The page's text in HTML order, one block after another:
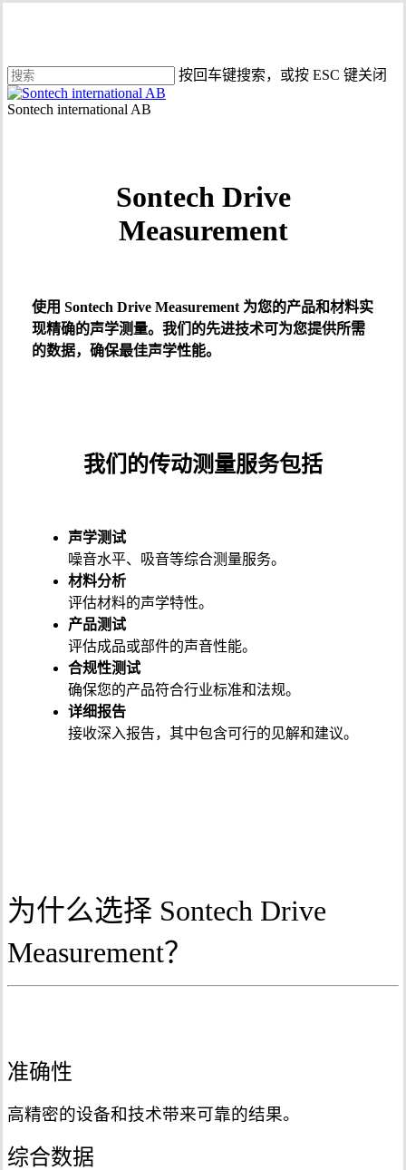
要
内
按回车键搜索，或按 ESC 键关闭
关
闭
菜
Sontech Drive
Measurement
使用 Sontech Drive Measurement 为您的产品和材料实
现精确的声学测量。我们的先进技术可为您提供所需
的数据，确保最佳声学性能。
我们的传动测量服务包括
声学测试
噪音水平、吸音等综合测量服务。
材料分析
评估材料的声学特性。
产品测试
评估成品或部件的声音性能。
合规性测试
确保您的产品符合行业标准和法规。
详细报告
接收深入报告，其中包含可行的见解和建议。
为什么选择 Sontech Drive
Measurement？
准确性
高精密的设备和技术带来可靠的结果。
综合数据